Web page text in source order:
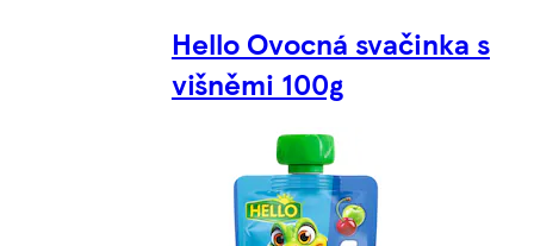
Hello Ovocná svačinka s
višněmi 100g